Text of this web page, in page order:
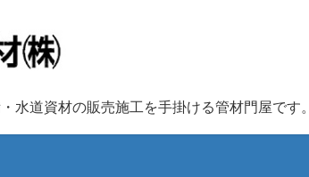
水道資材の販売施工を手掛ける管材門屋です。